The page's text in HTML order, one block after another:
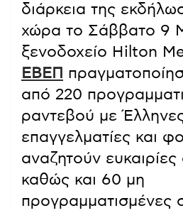
διάρκεια της
χώρα το Σάββατο 9
ξενοδοχείο Hilton
ΕΒΕΠ
από 220
ραντεβού με
επαγγελματίες και
αναζητούν
καθώς και 60 μη
προγραμματισμένες